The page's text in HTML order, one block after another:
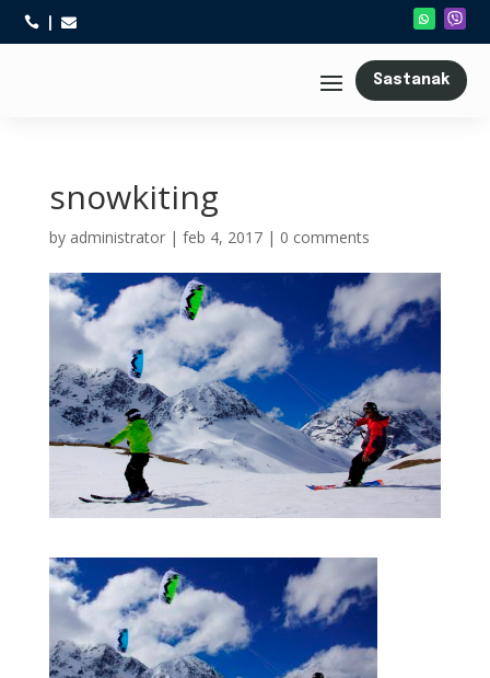
 
Sastanak
snowkiting
by administrator| feb 4, 2017| 0 comments